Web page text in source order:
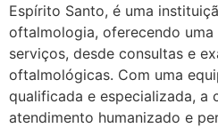
Espírito Santo, é uma
oftalmologia, oferecendo
serviços, desde consultas e
oftalmológicas. Com uma
qualificada e especializada, a
atendimento humanizado e